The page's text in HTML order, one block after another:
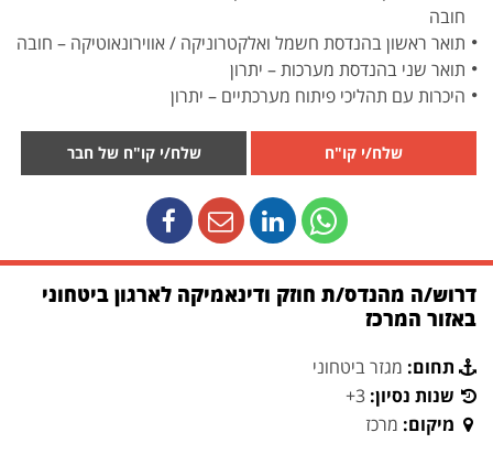
חובה
תואר ראשון בהנדסת חשמל ואלקטרוניקה / אווירונאוטיקה – חובה
תואר שני בהנדסת מערכות – יתרון
היכרות עם תהליכי פיתוח מערכתיים – יתרון
שלח/י קו"ח שלח/י קו"ח של חבר
דרוש/ה מהנדס/ת חוזק ודינאמיקה לארגון ביטחוני
באזור המרכז
תחום: מגזר ביטחוני
שנות נסיון: 3+
מיקום: מרכז